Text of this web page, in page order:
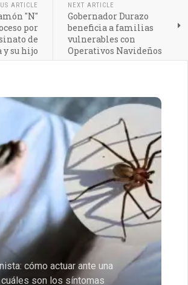
ARTICLE
"N"
por
de
y su hijo
NEXT ARTICLE
Gobernador Durazo
beneficia a familias
vulnerables con
Operativos Navideños
cómo actuar ante una
son los síntomas